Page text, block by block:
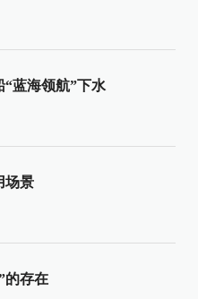
“蓝海领航”下水
场景
的存在